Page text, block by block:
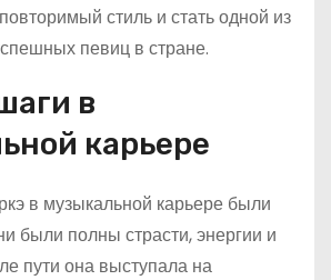
стиль и стать одной из
певиц в стране.
в
карьере
в музыкальной карьере были
были полны страсти, энергии и
пути она выступала на